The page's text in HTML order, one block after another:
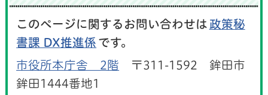
このページに関するお問い合わせは 政策秘
書課 DX推進係 です。
市役所本庁舎 2階 〒311-1592 鉾田市
鉾田1444番地1